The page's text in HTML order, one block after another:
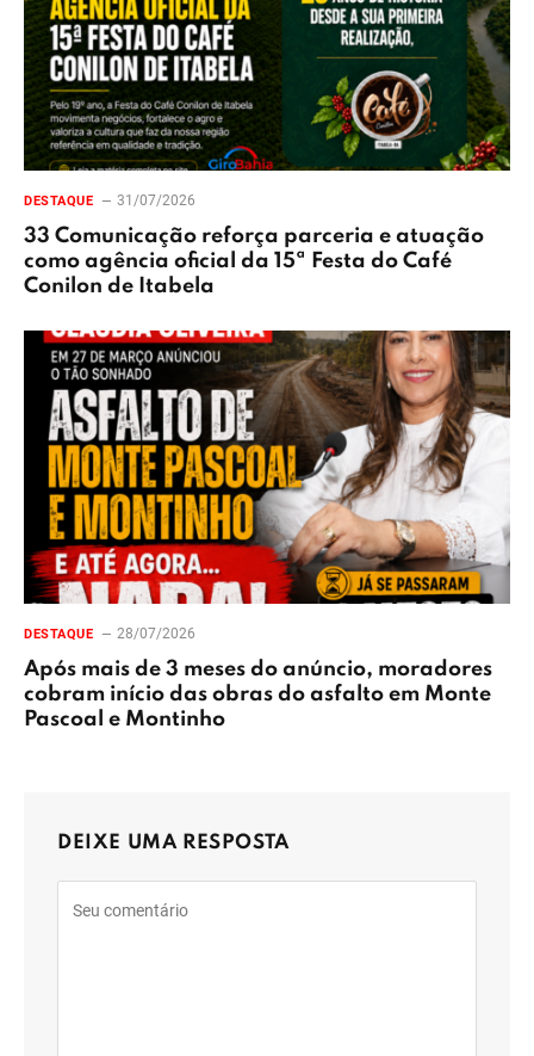
DESTAQUE 31/07/2026
33 Comunicação reforça parceria e atuação
como agência oficial da 15ª Festa do Café
Conilon de Itabela
DESTAQUE 28/07/2026
Após mais de 3 meses do anúncio, moradores
cobram início das obras do asfalto em Monte
Pascoal e Montinho
DEIXE UMA RESPOSTA